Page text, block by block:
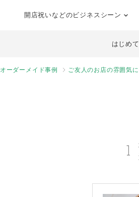
開店祝いなどのビジネスシーン
はじめ
オーダーメイド事例 ご友人のお店の雰囲気
1